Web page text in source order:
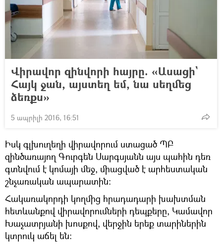
Վիրավոր զինվորի հայրը. «Ասացի`
Հայկ ջան, այստեղ եմ, նա սեղմեց
ձեռքս»
5 ապրիլի 2016, 16:51
Իսկ գլխուղեղի վիրավորում ստացած ՊԲ
զինծառայող Գուրգեն Սարգսյանն այս պահին դեռ
գտնվում է կոմայի մեջ, միացված է արհեստական
շնչառական ապարատին:
Հակառակորդի կողմից հրադադարի խախտման
հետևանքով վիրավորումների դեպքերը, Կամավոր
Խաչատրյանի խոսքով, վերջին երեք տարիներին
կտրուկ աճել են: